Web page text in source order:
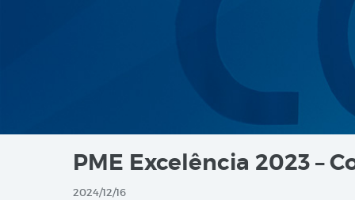
PME Excelência 2023 –
2024/12/16